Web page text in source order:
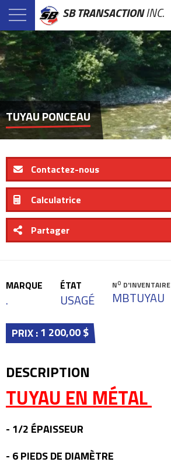
SB TRANSACTIONINC.
TUYAU PONCEAU
Contactez-nous
Calculatrice
Partager
MARQUE
.
ÉTAT
USAGÉ
NO D'INVENTAIRE
MBTUYAU
PRIX :1 200,00 $
DESCRIPTION
TUYAU EN MÉTAL
- 1/2 ÉPAISSEUR
- 6 PIEDS DE DIAMÈTRE